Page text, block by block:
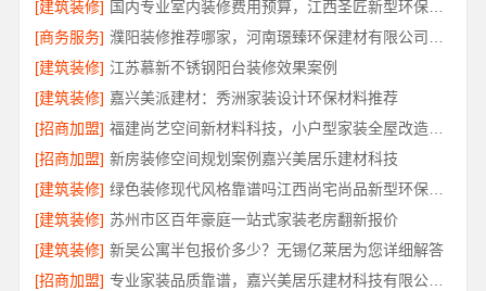
[建筑装修]
国内专业室内装修费用预算，江西圣匠新型环保材料有限公司
[商务服务]
[建筑装修] 江苏慕新不锈钢阳台装修效果案例
[建筑装修] 嘉兴美派建材：秀洲家装设计环保材料推荐
[招商加盟]
福建尚艺空间新材料科技，小户型家装全屋改造优选报价
[招商加盟] 新房装修空间规划案例嘉兴美居乐建材科技
[建筑装修]
绿色装修现代风格靠谱吗江西尚宅尚品新型环保材料有限公司
[建筑装修] 苏州市区百年豪庭一站式家装老房翻新报价
[建筑装修] 新吴公寓半包报价多少？无锡亿莱居为您详细解答
[招商加盟]
专业家装品质靠谱，嘉兴美居乐建材科技有限公司装修